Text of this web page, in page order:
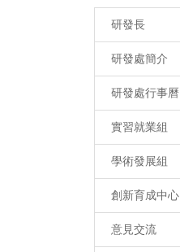
研發長
研發處簡介
研發處行事曆
實習就業組
學術發展組
創新育成中心
意見交流